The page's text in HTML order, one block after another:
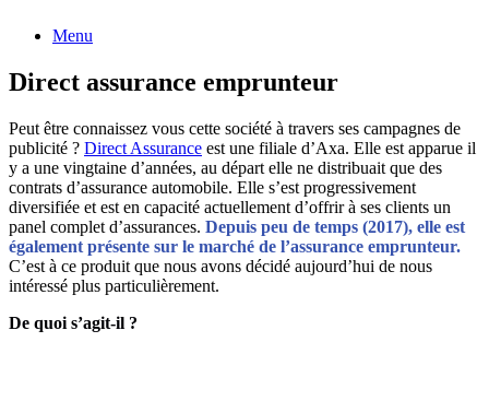
Menu
Direct assurance emprunteur
Peut être connaissez vous cette société à travers ses campagnes de
publicité ? Direct Assurance est une filiale d’Axa. Elle est apparue il
y a une vingtaine d’années, au départ elle ne distribuait que des
contrats d’assurance automobile. Elle s’est progressivement
diversifiée et est en capacité actuellement d’offrir à ses clients un
panel complet d’assurances. Depuis peu de temps (2017), elle est
également présente sur le marché de l’assurance emprunteur.
C’est à ce produit que nous avons décidé aujourd’hui de nous
intéressé plus particulièrement.
De quoi s’agit-il ?